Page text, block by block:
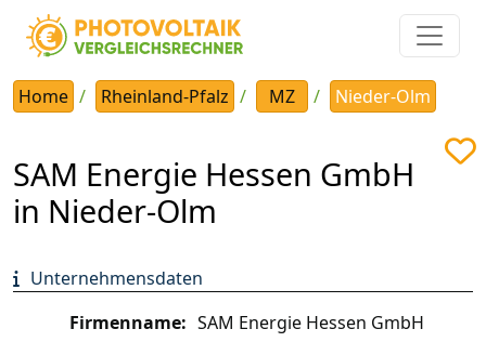
Home Rheinland-Pfalz MZ Nieder-Olm
SAM Energie Hessen GmbH
in Nieder-Olm
Unternehmensdaten
Firmenname: SAM Energie Hessen GmbH